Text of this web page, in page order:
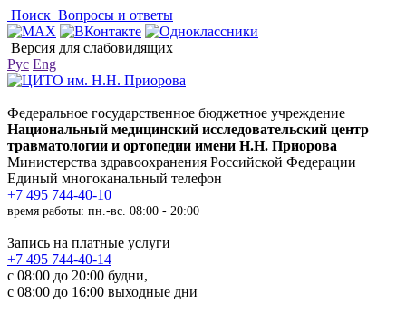
Поиск Вопросы и ответы
Версия для слабовидящих
Рус Eng
Федеральное государственное бюджетное учреждение
Национальный медицинский исследовательский центр
травматологии и ортопедии имени Н.Н. Приорова
Министерства здравоохранения Российской Федерации
Единый многоканальный телефон
+7 495 744-40-10
время работы: пн.-вс. 08:00 - 20:00
Запись на платные услуги
+7 495 744-40-14
с 08:00 до 20:00 будни,
с 08:00 до 16:00 выходные дни